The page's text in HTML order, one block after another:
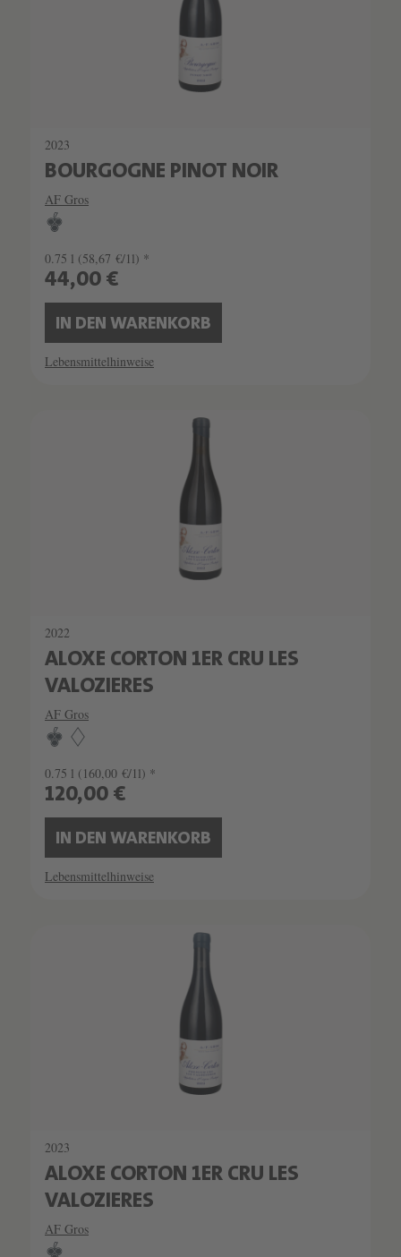
2023
BOURGOGNE PINOT NOIR
AF Gros
0.75 l (58,67 €/1l) *
44,00 €
IN DEN WARENKORB
Lebensmittelhinweise
2022
ALOXE CORTON 1ER CRU LES
VALOZIERES
AF Gros
0.75 l (160,00 €/1l) *
120,00 €
IN DEN WARENKORB
Lebensmittelhinweise
2023
ALOXE CORTON 1ER CRU LES
VALOZIERES
AF Gros